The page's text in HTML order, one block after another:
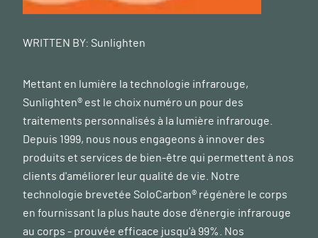
WRITTEN BY: Sunlighten
Mettant en lumière la technologie infrarouge,
Sunlighten® est le choix numéro un pour des
traitements personnalisés à la lumière infrarouge.
Depuis 1999, nous nous engageons à innover des
produits et services de bien-être qui permettent à nos
clients d'améliorer leur qualité de vie. Notre
technologie brevetée SoloCarbon® régénère le corps
en fournissant la plus haute dose d'énergie infrarouge
au corps - prouvée efficace jusqu'à 99%. Nos